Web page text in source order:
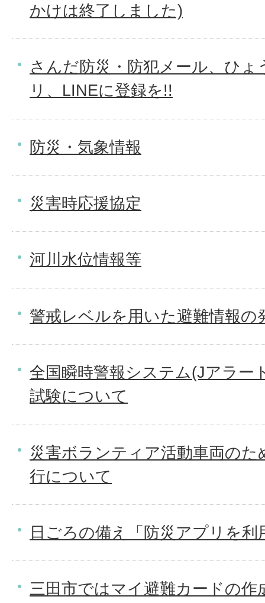
かけは終了しました)
さんだ防災・防犯メール、ひ
リ、LINEに登録を!!
防災・気象情報
災害時応援協定
河川水位情報等
警戒レベルを用いた避難情報の
全国瞬時警報システム(Jアラー
試験について
災害ボランティア活動車両のた
行について
日ごろの備え「防災アプリを利
三田市ではマイ避難カードの作